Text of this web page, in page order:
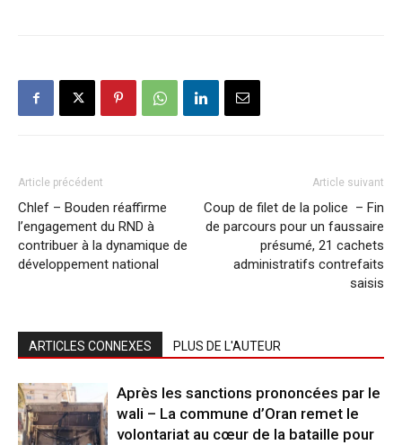
Article précédent
Chlef – Bouden réaffirme
l’engagement du RND à
contribuer à la dynamique de
développement national
Article suivant
Coup de filet de la police – Fin
de parcours pour un faussaire
présumé, 21 cachets
administratifs contrefaits
saisis
ARTICLES CONNEXES PLUS DE L'AUTEUR
Après les sanctions prononcées par le
wali – La commune d’Oran remet le
volontariat au cœur de la bataille pour